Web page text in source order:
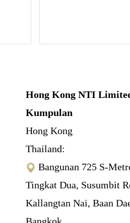
Hong Kong NTI
Kumpulan
Hong Kong
Thailand:
Bangunan 725 S-
Tingkat Dua, Susumbit
Kallangtan Nai, Baan